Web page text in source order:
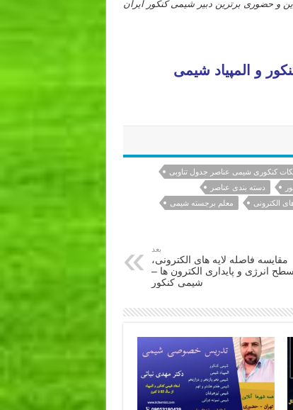
حضوری برترین دبیر شیمی کنکور ایران
و المپیاد شیمی
کنکوری شیمی عناصر جدول تناوبی
دسته بندی عناصر
الکترونی
معلم برجسته شیمی
بعد
مقایسه فاصله لایه های الکترونی،
سطح انرژی و پایداری الکترون ها –
شیمی کنکور